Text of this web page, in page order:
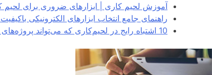
آموزش لحیم کاری | ابزارهای ضروری برای لحیم
راهنمای جامع انتخاب ابزارهای الکترونیکی
10 اشتباه رایج در لحیم‌کاری که می‌تواند پروژه‌های شما را خراب کند